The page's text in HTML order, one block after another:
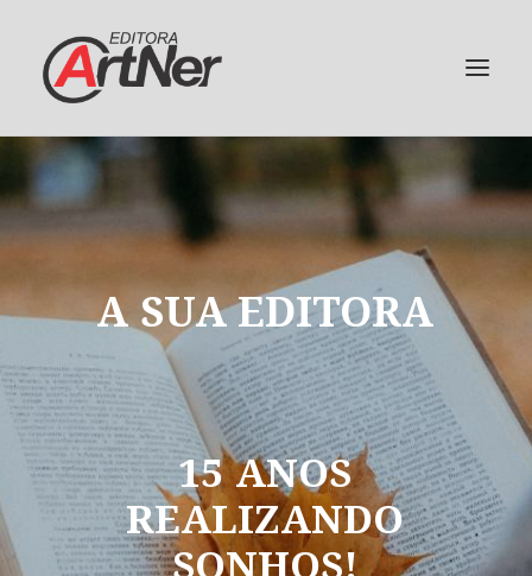
A SUAEDITORA
15 ANOS
REALIZANDO
SONHOS!